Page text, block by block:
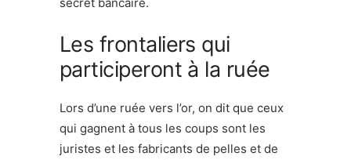
Les frontaliers qui
participeront à la ruée
Lors d’une ruée vers l’or, on dit que ceux
qui gagnent à tous les coups sont les
juristes et les fabricants de pelles et de